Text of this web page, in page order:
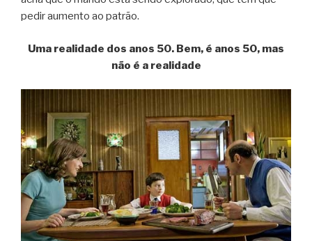
pedir aumento ao patrão.
Uma realidade dos anos 50. Bem, é anos 50, mas
não é a realidade